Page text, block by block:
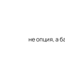
не опция, а